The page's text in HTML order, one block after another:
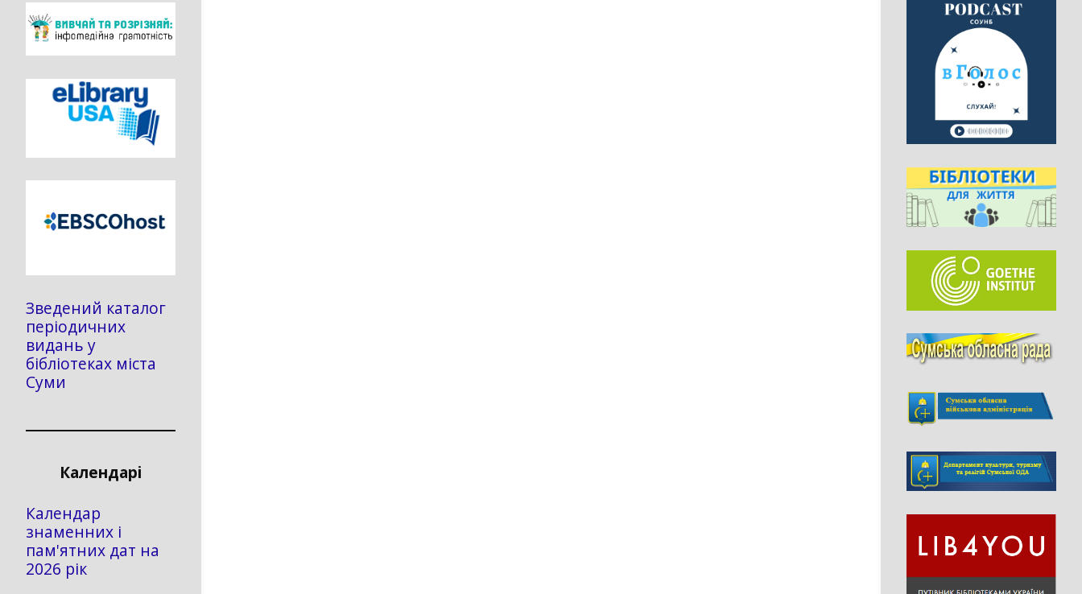
Зведений каталог
періодичних
видань у
бібліотеках міста
Суми
Календарі
Календар
знаменних і
пам'ятних дат на
2026 рік